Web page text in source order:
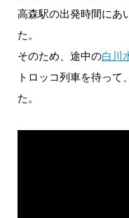
高森駅の出発時間にあ
た。
そのため、途中の白川
トロッコ列車を待って
た。